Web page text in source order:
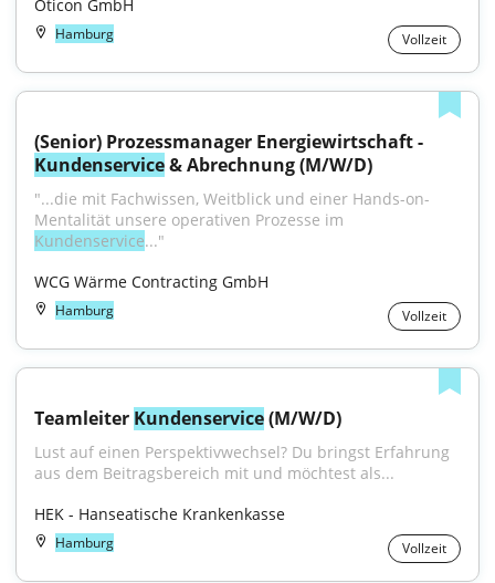
Oticon GmbH
Hamburg Vollzeit
Kundenservice & Abrechnung (M/W/D)
"...die mit Fachwissen, Weitblick und einer Hands-on-
Kundenservice..."
WCG Wärme Contracting GmbH
Hamburg Vollzeit
Teamleiter Kundenservice (M/W/D)
Lust auf einen Perspektivwechsel? Du bringst Erfahrung
aus dem Beitragsbereich mit und möchtest als...
HEK - Hanseatische Krankenkasse
Hamburg Vollzeit